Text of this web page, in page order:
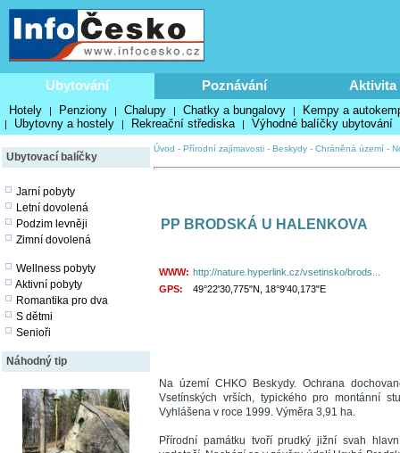
Ubytování Poznávání Aktivita
Hotely | Penziony | Chalupy | Chatky a bungalovy | Kempy a
| Ubytovny a hostely | Rekreační střediska | Výhodné balíčky ubytování
Ubytovací balíčky
Jarní pobyty
Letní dovolená
Podzim levněji
Zimní dovolená
Wellness pobyty
Aktivní pobyty
Romantika pro dva
S dětmi
Senioři
Náhodný tip
Úvod - Přírodní zajímavosti - Beskydy - Chráněná území -
PP BRODSKÁ U HALENKOVA
WWW: http://nature.hyperlink.cz/vsetinsko/brods...
GPS:
49°22'30,775"N, 18°9'40,173"E
Na území CHKO Beskydy. Ochrana
Vsetínských vrších, typického pro montánní
Vyhlášena v roce 1999. Výměra 3,91 ha.
Přírodní památku tvoří prudký jižní svah